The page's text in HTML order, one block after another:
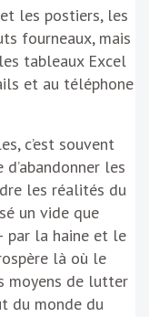
les postiers, les
fourneaux, mais
tableaux Excel
et au téléphone
c’est souvent
les
les réalités du
un vide que
par la haine et le
là où le
moyens de lutter
du monde du